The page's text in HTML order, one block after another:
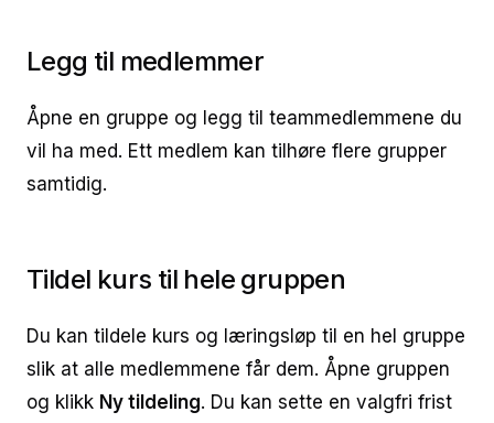
Legg til medlemmer
Åpne en gruppe og legg til teammedlemmene du
vil ha med. Ett medlem kan tilhøre flere grupper
samtidig.
Tildel kurs til hele gruppen
Du kan tildele kurs og læringsløp til en hel gruppe
slik at alle medlemmene får dem. Åpne gruppen
og klikk Ny tildeling. Du kan sette en valgfri frist